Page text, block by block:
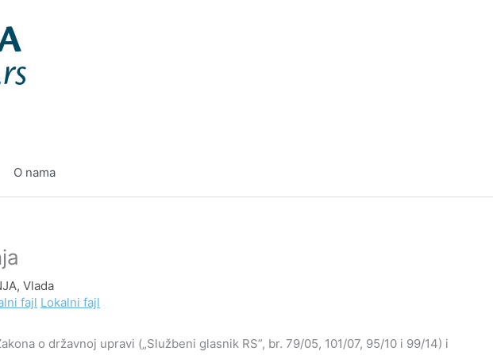
O nama
, Vlada
fajl Lokalni fajl
o državnoj upravi („Službeni glasnik RS”, br. 79/05, 101/07, 95/10 i 99/14) i